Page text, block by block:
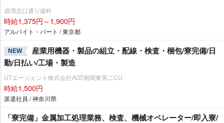
成増北口通り歯科
時給1,375円～1,900円
アルバイト・パート / 東京都
NEW
産業用機器・製品の組立・配線・検査・梱包/寮完備/日
勤/日払い/工場・製造
UTエージェント株式会社AGT南関東第二CU
時給1,500円
派遣社員 / 神奈川県
「寮完備」金属加工処理業務、検査、機械オペレーター/即入寮/